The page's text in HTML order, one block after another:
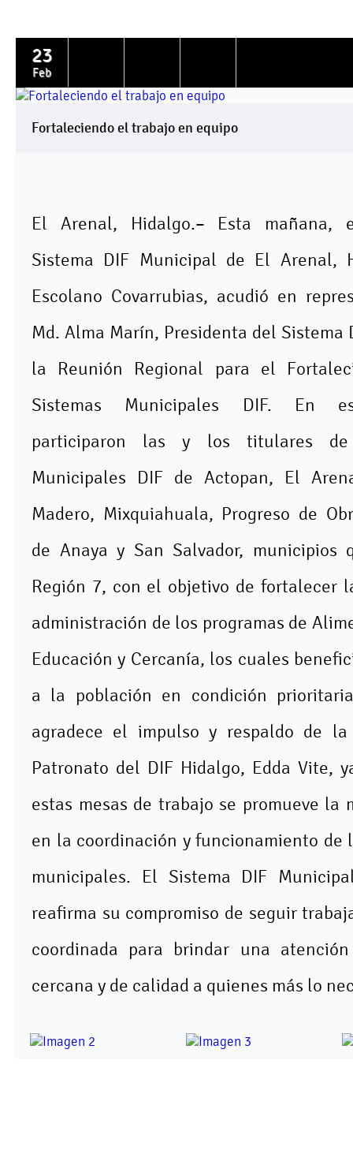
23
Feb
Fortaleciendo el trabajo en equipo
El Arenal, Hidalgo.– Esta mañana,
Sistema DIF Municipal de El Arenal,
Escolano Covarrubias, acudió en
Md. Alma Marín, Presidenta del Sistema
la Reunión Regional para el
Sistemas Municipales DIF. En
participaron las y los titulares de
Municipales DIF de Actopan, El
Madero, Mixquiahuala, Progreso de
de Anaya y San Salvador, municipios
Región 7, con el objetivo de fortalecer
administración de los programas de
Educación y Cercanía, los cuales
a la población en condición
agradece el impulso y respaldo de la
Patronato del DIF Hidalgo, Edda Vite,
estas mesas de trabajo se promueve la
en la coordinación y funcionamiento de
municipales. El Sistema DIF
reafirma su compromiso de seguir
coordinada para brindar una
cercana y de calidad a quienes más lo